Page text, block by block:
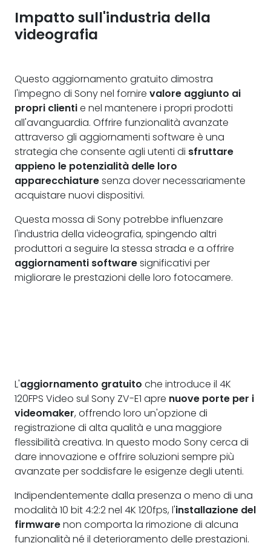
Impatto sull'industria della
videografia
Questo aggiornamento gratuito dimostra
l'impegno di Sony nel fornire valore aggiunto ai
propri clientie nel mantenere i propri prodotti
all'avanguardia. Offrire funzionalità avanzate
attraverso gli aggiornamenti software è una
strategia che consente agli utenti di sfruttare
appieno le potenzialità delle loro
apparecchiaturesenza dover necessariamente
acquistare nuovi dispositivi.
Questa mossa di Sony potrebbe influenzare
l'industria della videografia, spingendo altri
produttori a seguire la stessa strada e a offrire
aggiornamenti softwaresignificativi per
migliorare le prestazioni delle loro fotocamere.
L'aggiornamento gratuito che introduce il 4K
120FPS Video sul Sony ZV-E1 apre nuove porte per i
videomaker, offrendo loro un'opzione di
registrazione di alta qualità e una maggiore
flessibilità creativa. In questo modo Sony cerca di
dare innovazione e offrire soluzioni sempre più
avanzate per soddisfare le esigenze degli utenti.
Indipendentemente dalla presenza o meno di una
modalità 10 bit 4:2:2 nel 4K 120fps, l'installazione del
firmwarenon comporta la rimozione di alcuna
funzionalità né il deterioramento delle prestazioni.